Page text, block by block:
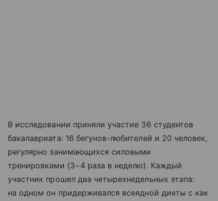
В исследовании приняли участие 36 студентов
бакалавриата: 16 бегунов-любителей и 20 человек,
регулярно занимающихся силовыми
тренировками (3−4 раза в неделю). Каждый
участник прошел два четырехнедельных этапа:
на одном он придерживался всеядной диеты с как